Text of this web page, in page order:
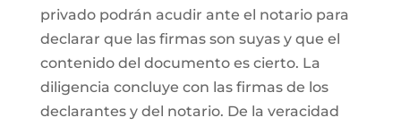
privado podrán acudir ante el notario para
declarar que las firmas son suyas y que el
contenido del documento es cierto. La
diligencia concluye con las firmas de los
declarantes y del notario. De la veracidad